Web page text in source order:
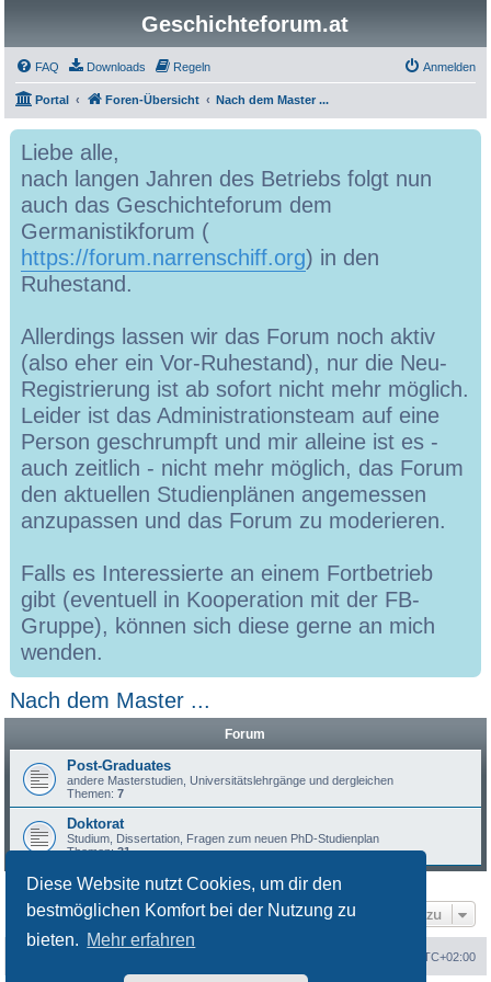
Diese Website nutzt Cookies, um dir den
bestmöglichen Komfort bei der Nutzung zu
bieten. Mehr erfahren
Geschichteforum.at
FAQ Downloads Regeln Anmelden
Portal Foren-Übersicht Nach dem Master ...
Liebe alle,
nach langen Jahren des Betriebs folgt nun
auch das Geschichteforum dem
Germanistikforum (
https://forum.narrenschiff.org) in den
Ruhestand.
Allerdings lassen wir das Forum noch aktiv
(also eher ein Vor-Ruhestand), nur die Neu-
Registrierung ist ab sofort nicht mehr möglich.
Leider ist das Administrationsteam auf eine
Person geschrumpft und mir alleine ist es -
auch zeitlich - nicht mehr möglich, das Forum
den aktuellen Studienplänen angemessen
anzupassen und das Forum zu moderieren.
Falls es Interessierte an einem Fortbetrieb
gibt (eventuell in Kooperation mit der FB-
Gruppe), können sich diese gerne an mich
wenden.
Nach dem Master ...
Forum
Post-Graduates
andere Masterstudien, Universitätslehrgänge und dergleichen
Themen:7
Doktorat
Studium, Dissertation, Fragen zum neuen PhD-Studienplan
Themen:31
Gehe zu
UTC+02:00